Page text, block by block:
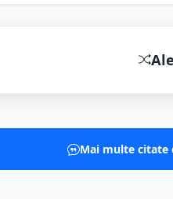
Mai multe citate